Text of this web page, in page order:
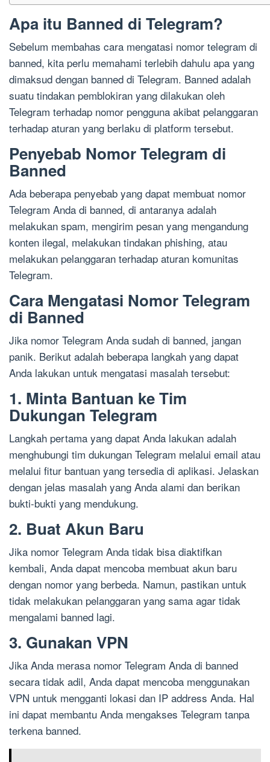
Apa itu Banned di Telegram?
Sebelum membahas cara mengatasi nomor telegram di
banned, kita perlu memahami terlebih dahulu apa yang
dimaksud dengan banned di Telegram. Banned adalah
suatu tindakan pemblokiran yang dilakukan oleh
Telegram terhadap nomor pengguna akibat pelanggaran
terhadap aturan yang berlaku di platform tersebut.
Penyebab Nomor Telegram di
Banned
Ada beberapa penyebab yang dapat membuat nomor
Telegram Anda di banned, di antaranya adalah
melakukan spam, mengirim pesan yang mengandung
konten ilegal, melakukan tindakan phishing, atau
melakukan pelanggaran terhadap aturan komunitas
Telegram.
Cara Mengatasi Nomor Telegram
di Banned
Jika nomor Telegram Anda sudah di banned, jangan
panik. Berikut adalah beberapa langkah yang dapat
Anda lakukan untuk mengatasi masalah tersebut:
1. Minta Bantuan ke Tim
Dukungan Telegram
Langkah pertama yang dapat Anda lakukan adalah
menghubungi tim dukungan Telegram melalui email atau
melalui fitur bantuan yang tersedia di aplikasi. Jelaskan
dengan jelas masalah yang Anda alami dan berikan
bukti-bukti yang mendukung.
2. Buat Akun Baru
Jika nomor Telegram Anda tidak bisa diaktifkan
kembali, Anda dapat mencoba membuat akun baru
dengan nomor yang berbeda. Namun, pastikan untuk
tidak melakukan pelanggaran yang sama agar tidak
mengalami banned lagi.
3. Gunakan VPN
Jika Anda merasa nomor Telegram Anda di banned
secara tidak adil, Anda dapat mencoba menggunakan
VPN untuk mengganti lokasi dan IP address Anda. Hal
ini dapat membantu Anda mengakses Telegram tanpa
terkena banned.